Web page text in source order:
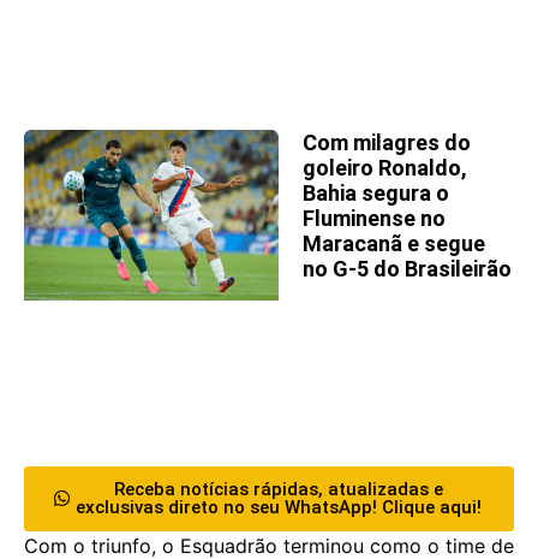
Com milagres do
goleiro Ronaldo,
Bahia segura o
Fluminense no
Maracanã e segue
no G-5 do Brasileirão
Receba notícias rápidas, atualizadas e
exclusivas direto no seu WhatsApp! Clique aqui!
Com o triunfo, o Esquadrão terminou como o time de